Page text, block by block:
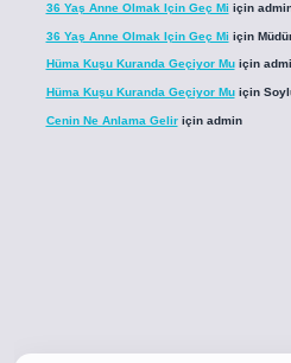
36 Yaş Anne Olmak Için Geç Mi için
36 Yaş Anne Olmak Için Geç Mi için
Hüma Kuşu Kuranda Geçiyor Muiçin
Hüma Kuşu Kuranda Geçiyor Muiçin
Cenin Ne Anlama Geliriçin admin